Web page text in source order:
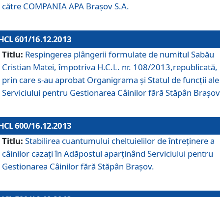
către COMPANIA APA Braşov S.A.
601/16.12.2013
Titlu: Respingerea plângerii formulate de numitul Sabău
Cristian Matei, împotriva H.C.L. nr. 108/2013,republicată,
prin care s-au aprobat Organigrama şi Statul de funcţii ale
Serviciului pentru Gestionarea Câinilor fără Stăpân
600/16.12.2013
Titlu: Stabilirea cuantumului cheltuielilor de întreţinere a
câinilor cazaţi în Adăpostul aparţinând Serviciului pentru
Gestionarea Câinilor fără Stăpân Braşov.